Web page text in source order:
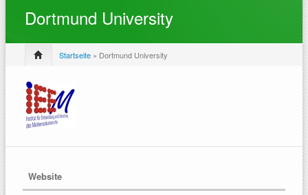
Dortmund University
Startseite » Dortmund University
Website